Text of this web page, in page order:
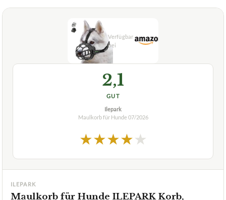
2,1
GUT
Ilepark
Maulkorb für Hunde 07/2026
★★★★★
ILEPARK
Maulkorb für Hunde ILEPARK Korb,